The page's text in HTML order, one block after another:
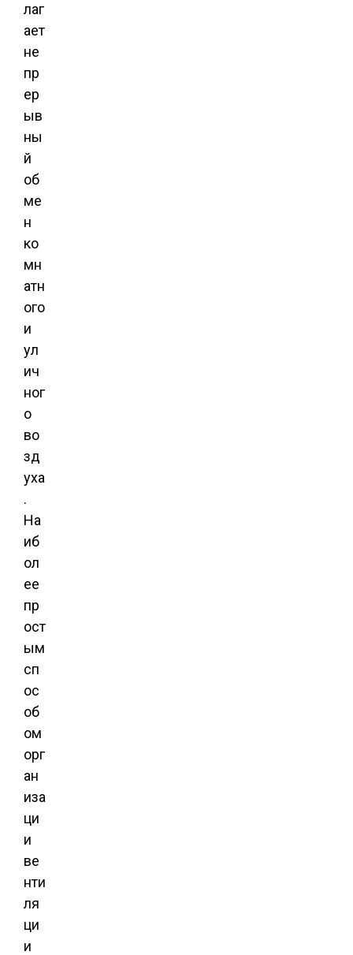
лаг
ает
не
пр
ер
ыв
ны
й
об
ме
н
ко
мн
атн
ого
и
ул
ич
ног
о
во
зд
уха
.
На
иб
ол
ее
пр
ост
ым
сп
ос
об
ом
орг
ан
иза
ци
и
ве
нти
ля
ци
и